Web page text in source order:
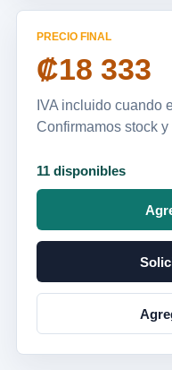
PRECIO FINAL
₡18 333
IVA incluido cuando
Confirmamos stock
11 disponibles